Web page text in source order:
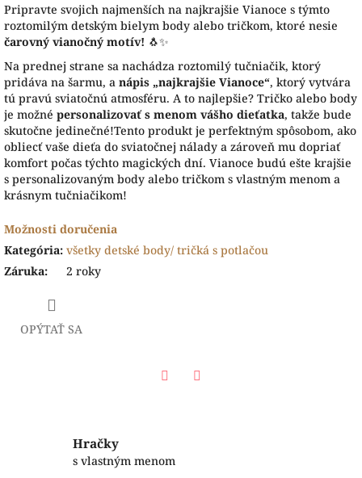
Pripravte svojich najmenších na najkrajšie Vianoce s týmto
roztomilým detským bielym body alebo tričkom, ktoré nesie
čarovný vianočný motív! 🐧✨
Na prednej strane sa nachádza roztomilý tučniačik, ktorý
pridáva na šarmu, a nápis „najkrajšie Vianoce“, ktorý vytvára
tú pravú sviatočnú atmosféru. A to najlepšie? Tričko alebo body
je možné personalizovať s menom vášho dieťatka, takže bude
skutočne jedinečné!Tento produkt je perfektným spôsobom, ako
obliecť vaše dieťa do sviatočnej nálady a zároveň mu dopriať
komfort počas týchto magických dní. Vianoce budú ešte krajšie
s personalizovaným body alebo tričkom s vlastným menom a
krásnym tučniačikom!
Možnosti doručenia
Kategória: všetky detské body/ tričká s potlačou
Záruka: 2 roky
OPÝTAŤ SA
Hračky
s vlastným menom